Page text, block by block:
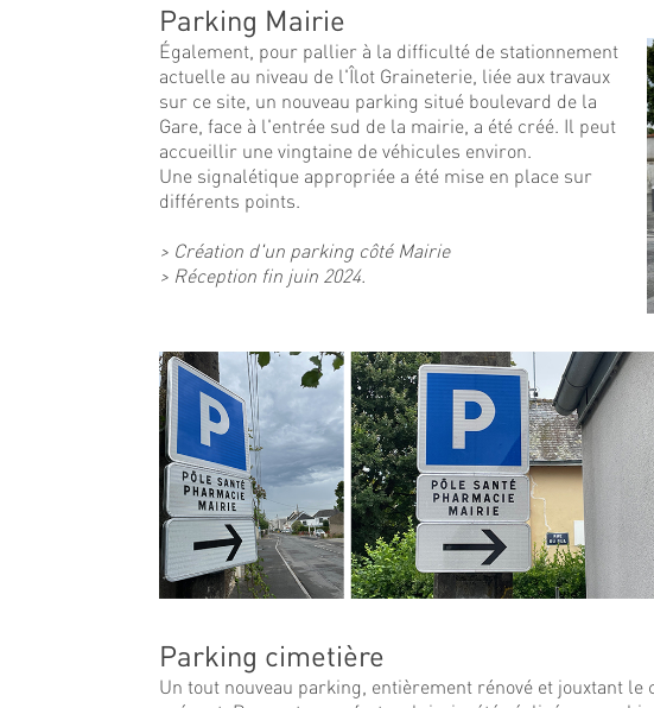
Parking Mairie
Également, pour pallier à la difficulté de stationnement
actuelle au niveau de l'Îlot Graineterie, liée aux travaux
sur ce site, un nouveau parking situé boulevard de la
Gare, face à l'entrée sud de la mairie, a été créé. Il peut
accueillir une vingtaine de véhicules environ.
Une signalétique appropriée a été mise en place sur
différents points.
> Création d'un parking côté Mairie
> Réception fin juin 2024.
Parking cimetière
Un tout nouveau parking, entièrement rénové et jouxtant